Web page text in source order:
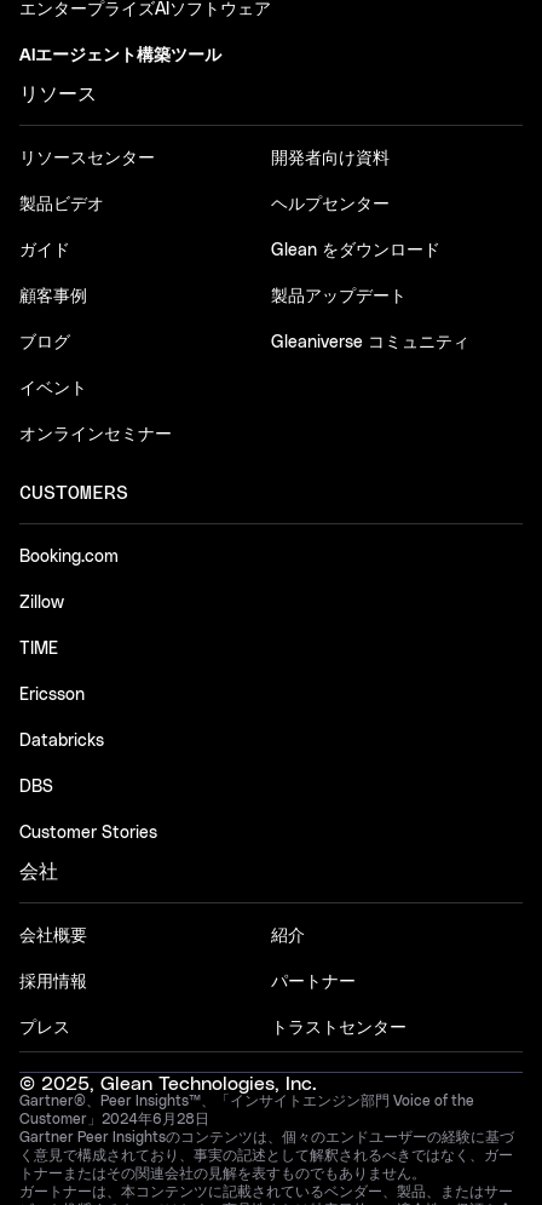
エンタープライズAIソフトウェア
AIエージェント構築ツール
リソース
リソースセンター
製品ビデオ
ガイド
顧客事例
ブログ
イベント
オンラインセミナー
開発者向け資料
ヘルプセンター
Glean をダウンロード
製品アップデート
Gleaniverse コミュニティ
CUSTOMERS
Booking.com
Zillow
TIME
Ericsson
Databricks
DBS
Customer Stories
会社
会社概要
採用情報
プレス
紹介
パートナー
トラストセンター
© 2025, Glean Technologies, Inc.
Gartner®、Peer Insights™、「インサイトエンジン部門 Voice of the
Customer」2024年6月28日
Gartner Peer Insightsのコンテンツは、個々のエンドユーザーの経験に基づ
く意見で構成されており、事実の記述として解釈されるべきではなく、ガー
トナーまたはその関連会社の見解を表すものでもありません。
ガートナーは、本コンテンツに記載されているベンダー、製品、またはサー